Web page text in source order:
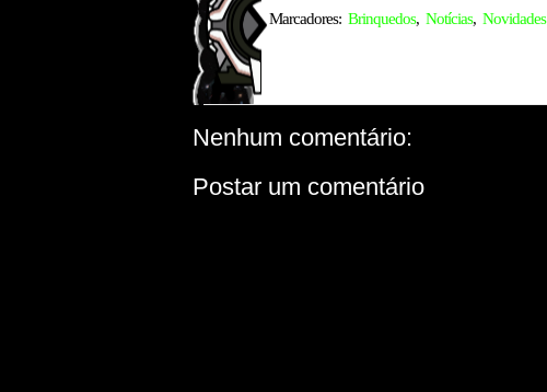
Marcadores: Brinquedos, Notícias, Novidades
Nenhum comentário:
Postar um comentário